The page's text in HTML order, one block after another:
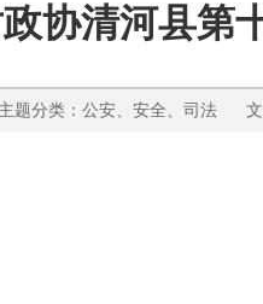
协清河县第
题分类：公安、安全、司法